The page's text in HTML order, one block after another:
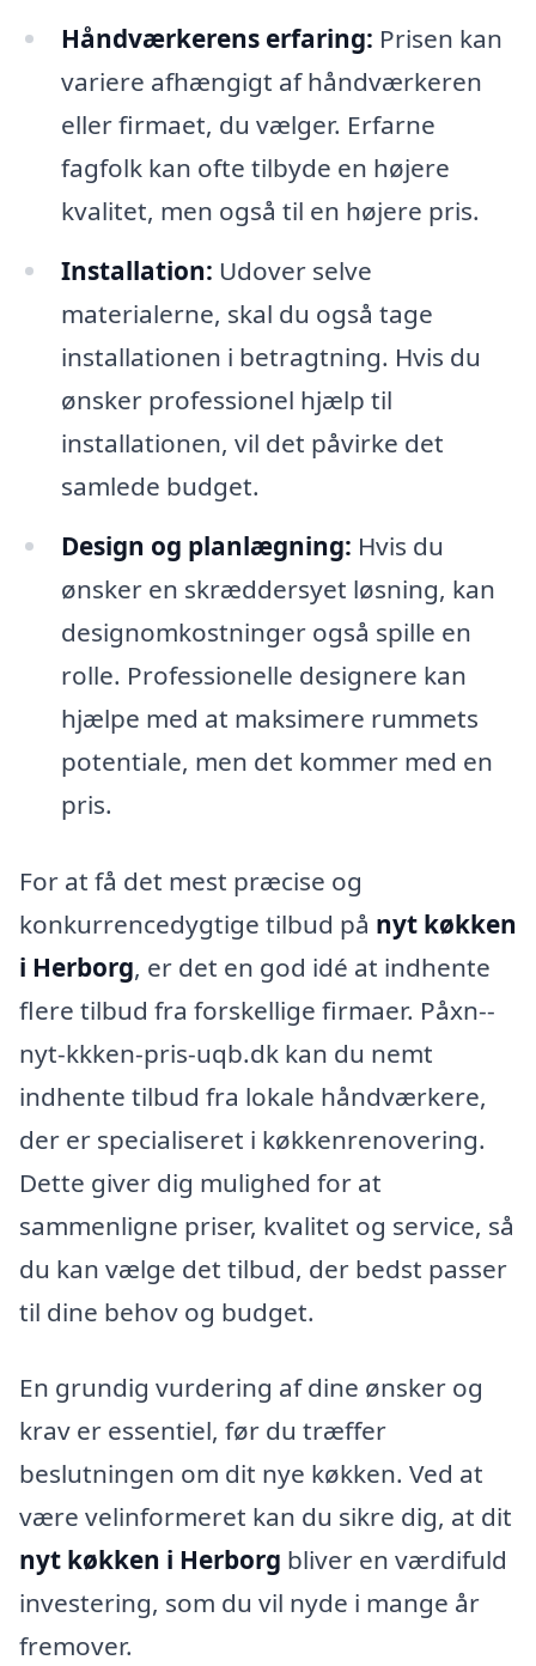
Håndværkerens erfaring: Prisen kan
variere afhængigt af håndværkeren
eller firmaet, du vælger. Erfarne
fagfolk kan ofte tilbyde en højere
kvalitet, men også til en højere pris.
Installation: Udover selve
materialerne, skal du også tage
installationen i betragtning. Hvis du
ønsker professionel hjælp til
installationen, vil det påvirke det
samlede budget.
Design og planlægning: Hvis du
ønsker en skræddersyet løsning, kan
designomkostninger også spille en
rolle. Professionelle designere kan
hjælpe med at maksimere rummets
potentiale, men det kommer med en
pris.
For at få det mest præcise og
konkurrencedygtige tilbud på nyt køkken
i Herborg, er det en god idé at indhente
flere tilbud fra forskellige firmaer. Påxn--
nyt-kkken-pris-uqb.dk kan du nemt
indhente tilbud fra lokale håndværkere,
der er specialiseret i køkkenrenovering.
Dette giver dig mulighed for at
sammenligne priser, kvalitet og service, så
du kan vælge det tilbud, der bedst passer
til dine behov og budget.
En grundig vurdering af dine ønsker og
krav er essentiel, før du træffer
beslutningen om dit nye køkken. Ved at
være velinformeret kan du sikre dig, at dit
nyt køkken i Herborg bliver en værdifuld
investering, som du vil nyde i mange år
fremover.